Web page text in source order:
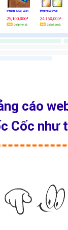
cáo
Cốc như